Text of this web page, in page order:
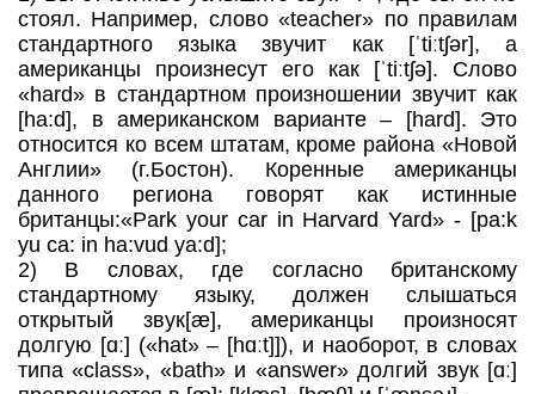
стоял. Например, слово «teacher» по правилам
стандартного языка звучит как [ˈtiːtʃər], а
американцы произнесут его как [ˈtiːtʃə]. Слово
«hard» в стандартном произношении звучит как
[ha:d], в американском варианте – [hard]. Это
относится ко всем штатам, кроме района «Новой
Англии» (г.Бостон). Коренные американцы
данного региона говорят как истинные
британцы:«Park your car in Harvard Yard» - [pa:k
yu ca: in ha:vud ya:d];
2) В словах, где согласно британскому
стандартному языку, должен слышаться
открытый звук[æ], американцы произносят
долгую [ɑː] («hat» – [hɑːt]]), и наоборот, в словах
типа «class», «bath» и «answer» долгий звук [ɑː]